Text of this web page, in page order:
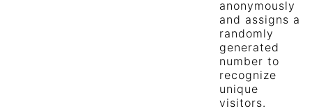
anonymously
and assigns a
randomly
generated
number to
recognize
unique
visitors.